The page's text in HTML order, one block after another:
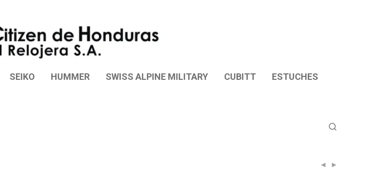
SEIKO HUMMER SWISS ALPINE MILITARY CUBITT ESTUCHES